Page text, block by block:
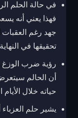
في حالة الحلم
فهذا يعني أنه
جهد رغم
تحقيقها في
رؤية ضرب الوزغ
أن الحالم
حياته خلال الأيام
يشير حلم العزباء